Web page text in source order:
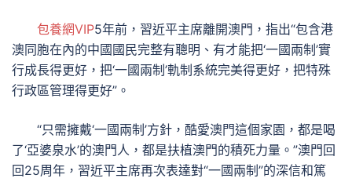
包養網VIP5年前，習近平主席離開澳門，指出“包含港
澳同胞在內的中國國民完整有聰明、有才能把‘一國兩制’實
行成長得更好，把‘一國兩制’軌制系統完美得更好，把特殊
行政區管理得更好”。
“只需擁戴‘一國兩制’方針，酷愛澳門這個家園，都是喝
了‘亞婆泉水’的澳門人，都是扶植澳門的積死力量。”澳門回
回25周年，習近平主席再次表達對“一國兩制”的深信和篤